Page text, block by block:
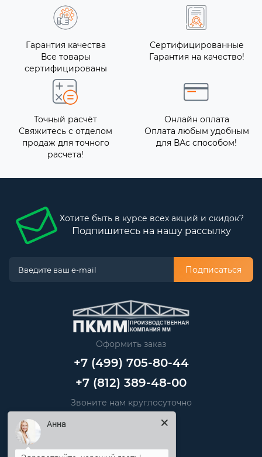
Гарантия качества
Все товары
сертифицированы
Сертифицированные
Гарантия на качество!
Точный расчёт
Свяжитесь с отделом
продаж для точного
расчета!
Онлайн оплата
Оплата любым удобным
для ВАс способом!
Хотите быть в курсе всех акций и скидок?
Подпишитесь на нашу рассылку
Подписаться
Оформить заказ
+7 (499) 705-80-44
+7 (812) 389-48-00
Звоните нам круглосуточно
info@pkmm.ru